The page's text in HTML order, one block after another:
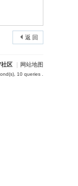
返 回
区 网站地图
10 queries .